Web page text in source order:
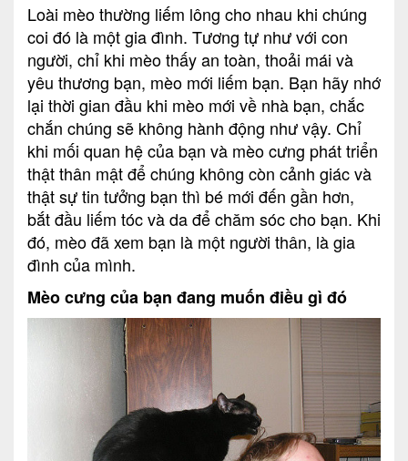
Loài mèo thường liếm lông cho nhau khi chúng
coi đó là một gia đình. Tương tự như với con
người, chỉ khi mèo thấy an toàn, thoải mái và
yêu thương bạn, mèo mới liếm bạn. Bạn hãy nhớ
lại thời gian đầu khi mèo mới về nhà bạn, chắc
chắn chúng sẽ không hành động như vậy. Chỉ
khi mối quan hệ của bạn và mèo cưng phát triển
thật thân mật để chúng không còn cảnh giác và
thật sự tin tưởng bạn thì bé mới đến gần hơn,
bắt đầu liếm tóc và da để chăm sóc cho bạn. Khi
đó, mèo đã xem bạn là một người thân, là gia
đình của mình.
Mèo cưng của bạn đang muốn điều gì đó